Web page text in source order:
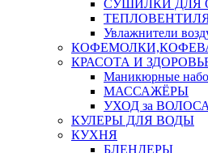
СУШИЛКИ ДЛЯ
Увлажнители
КРАСОТА И
Маникюрные
МАССАЖЁРЫ
УХОД за
КУЛЕРЫ ДЛЯ ВОДЫ
КУХНЯ
БЛЕНДЕРЫ